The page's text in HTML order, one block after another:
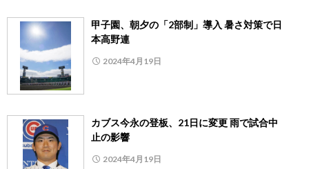
甲子園、朝夕の「2部制」導入 暑さ対策で日
本高野連
2024年4月19日
カブス今永の登板、21日に変更 雨で試合中
止の影響
2024年4月19日